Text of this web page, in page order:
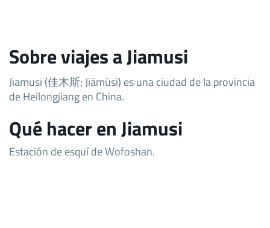
Sobre viajes a Jiamusi
Jiamusi (佳木斯; Jiāmùsī) es una ciudad de la provincia
de Heilongjiang en China.
Qué hacer en Jiamusi
Estación de esquí de Wofoshan.